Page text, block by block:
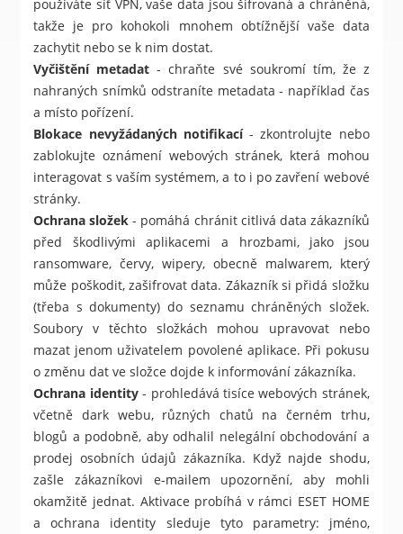
používáte síť VPN, vaše data jsou šifrovaná a chráněná,
takže je pro kohokoli mnohem obtížnější vaše data
zachytit nebo se k nim dostat.
Vyčištění metadat - chraňte své soukromí tím, že z
nahraných snímků odstraníte metadata - například čas
a místo pořízení.
Blokace nevyžádaných notifikací- zkontrolujte nebo
zablokujte oznámení webových stránek, která mohou
interagovat s vaším systémem, a to i po zavření webové
stránky.
Ochrana složek - pomáhá chránit citlivá data zákazníků
před škodlivými aplikacemi a hrozbami, jako jsou
ransomware, červy, wipery, obecně malwarem, který
může poškodit, zašifrovat data. Zákazník si přidá složku
(třeba s dokumenty) do seznamu chráněných složek.
Soubory v těchto složkách mohou upravovat nebo
mazat jenom uživatelem povolené aplikace. Při pokusu
o změnu dat ve složce dojde k informování zákazníka.
Ochrana identity- prohledává tisíce webových stránek,
včetně dark webu, různých chatů na černém trhu,
blogů a podobně, aby odhalil nelegální obchodování a
prodej osobních údajů zákazníka. Když najde shodu,
zašle zákazníkovi e-mailem upozornění, aby mohli
okamžitě jednat. Aktivace probíhá v rámci ESET HOME
a ochrana identity sleduje tyto parametry: jméno,